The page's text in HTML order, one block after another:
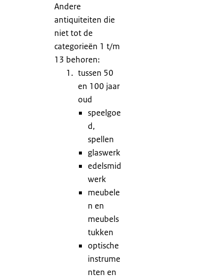
Andere
antiquiteiten die
niet tot de
categorieën 1 t/m
13 behoren:
tussen 50
en 100 jaar
oud
speelgoe
d,
spellen
glaswerk
edelsmid
werk
meubele
n en
meubels
tukken
optische
instrume
nten en